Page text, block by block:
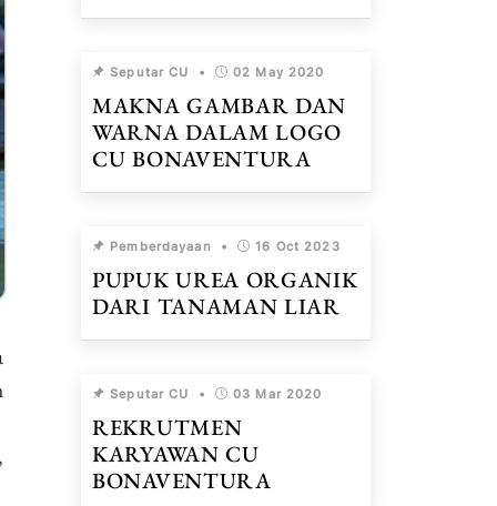
Seputar CU • 02 May 2020
MAKNA GAMBAR DAN
WARNA DALAM LOGO
CU BONAVENTURA
Pemberdayaan • 16 Oct 2023
PUPUK UREA ORGANIK
DARI TANAMAN LIAR
Seputar CU • 03 Mar 2020
REKRUTMEN
KARYAWAN CU
BONAVENTURA